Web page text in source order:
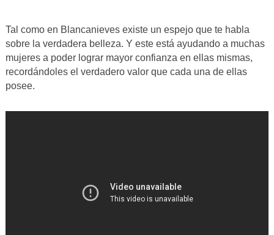
Tal como en Blancanieves existe un espejo que te habla
sobre la verdadera belleza. Y este está ayudando a muchas
mujeres a poder lograr mayor confianza en ellas mismas,
recordándoles el verdadero valor que cada una de ellas
posee.